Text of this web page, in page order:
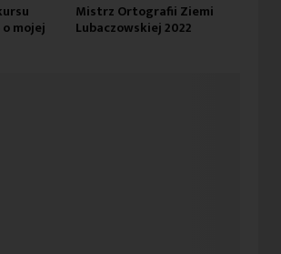
mojej
Mistrz Ortografii Ziemi
Lubaczowskiej 2022